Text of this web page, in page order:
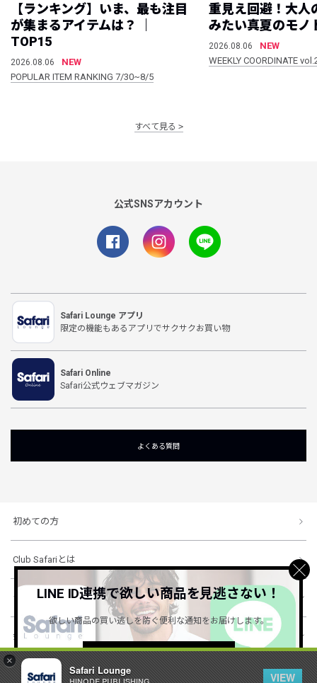
×
Safari Lounge
VIEW
【ランキング】いま、最も注目
が集まるアイテムは？ ｜
TOP15
2026.08.06
NEW
POPULAR ITEM RANKING 7/30~8/5
重見え回避！大人
みたい真夏のモノ
2026.08.06
NEW
WEEKLY COORDINATE
すべて見る
公式SNSアカウント
Safari Lounge アプリ
限定の機能もあるアプリでサクサクお買い物
Safari Online
Safari公式ウェブマガジン
よくある質問
初めての方
Club Safariとは
ショッピングガイド
会社概要・規約
LINE ID連携で欲しい商品を見逃さない！
欲しい商品の買い逃しを防ぐ便利な通知をお届けします。
詳しくはこちら ＞